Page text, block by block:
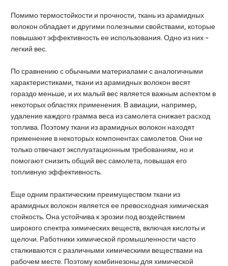
Помимо термостойкости и прочности, ткань из арамидных
волокон обладает и другими полезными свойствами, которые
повышают эффективность ее использования. Одно из них -
легкий вес.
По сравнению с обычными материалами с аналогичными
характеристиками, ткани из арамидных волокон весят
гораздо меньше, и их малый вес является важным аспектом в
некоторых областях применения. В авиации, например,
удаление каждого грамма веса из самолета снижает расход
топлива. Поэтому ткани из арамидных волокон находят
применение в некоторых компонентах самолетов. Они не
только отвечают эксплуатационным требованиям, но и
помогают снизить общий вес самолета, повышая его
топливную эффективность.
Еще одним практическим преимуществом ткани из
арамидных волокон является ее превосходная химическая
стойкость. Она устойчива к эрозии под воздействием
широкого спектра химических веществ, включая кислоты и
щелочи. Работники химической промышленности часто
сталкиваются с различными химическими веществами на
рабочем месте. Поэтому комбинезоны для химической